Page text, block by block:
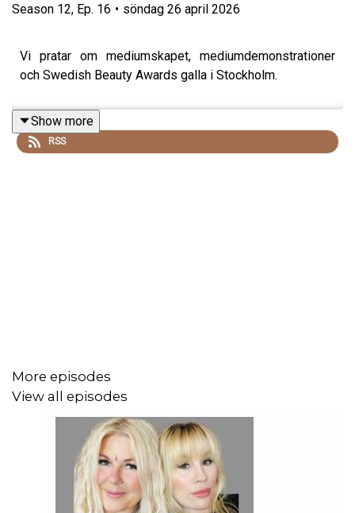
Season 12, Ep. 16 • söndag 26 april 2026
Vi pratar om mediumskapet, mediumdemonstrationer
och Swedish Beauty Awards galla i Stockholm.
Show more
RSS
More episodes
View all episodes